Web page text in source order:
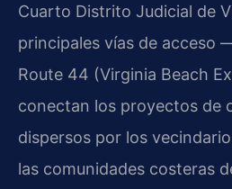
Cuarto Distrito Judicial de
principales vías de acceso
Route 44 (Virginia Beach
conectan los proyectos de
dispersos por los
las comunidades costeras